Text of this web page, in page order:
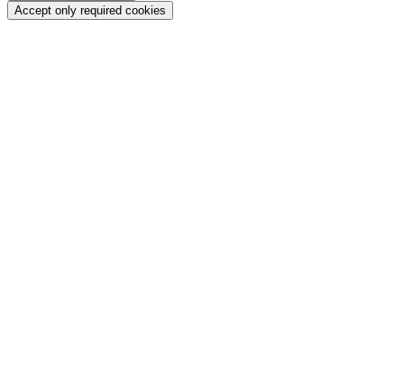
Accept only required cookies